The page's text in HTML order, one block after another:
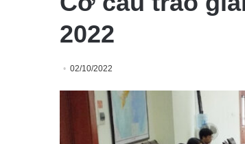
2022
02/10/2022